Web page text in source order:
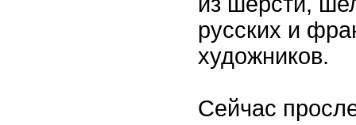
русских и
художников.
Сейчас